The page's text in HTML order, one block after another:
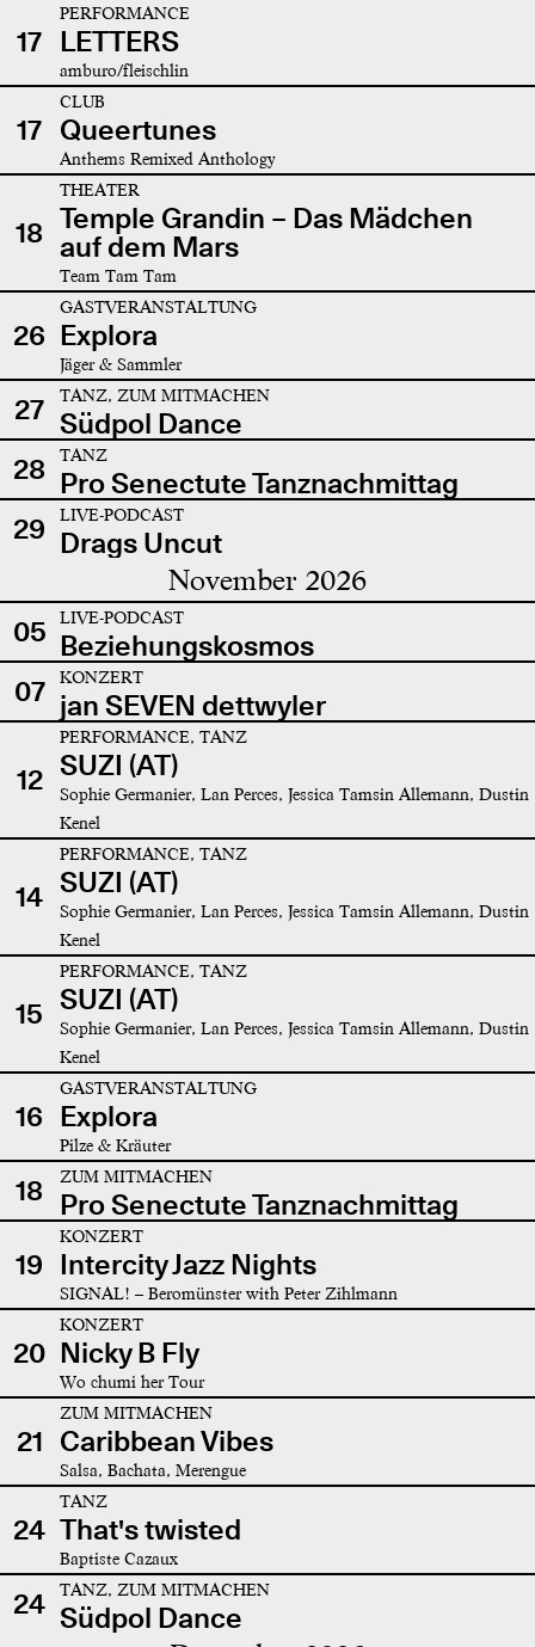
17
PERFORMANCE
LETTERS
amburo/fleischlin
17
CLUB
Queertunes
Anthems Remixed Anthology
18
THEATER
Temple Grandin – Das Mädchen
auf dem Mars
Team Tam Tam
26
GASTVERANSTALTUNG
Explora
Jäger & Sammler
27 TANZ, ZUM MITMACHEN
Südpol Dance
28
TANZ
Pro Senectute Tanznachmittag
29
LIVE-PODCAST
Drags Uncut
November 2026
05 LIVE-PODCAST
Beziehungskosmos
07
KONZERT
jan SEVEN dettwyler
12
PERFORMANCE, TANZ
SUZI (AT)
Sophie Germanier, Lan Perces, Jessica Tamsin Allemann, Dustin
Kenel
14
PERFORMANCE, TANZ
SUZI (AT)
Sophie Germanier, Lan Perces, Jessica Tamsin Allemann, Dustin
Kenel
15
PERFORMANCE, TANZ
SUZI (AT)
Sophie Germanier, Lan Perces, Jessica Tamsin Allemann, Dustin
Kenel
16
GASTVERANSTALTUNG
Explora
Pilze & Kräuter
18 ZUM MITMACHEN
Pro Senectute Tanznachmittag
19
KONZERT
Intercity Jazz Nights
SIGNAL! – Beromünster with Peter Zihlmann
20
KONZERT
Nicky B Fly
Wo chumi her Tour
21
ZUM MITMACHEN
Caribbean Vibes
Salsa, Bachata, Merengue
24
TANZ
That's twisted
Baptiste Cazaux
24 TANZ, ZUM MITMACHEN
Südpol Dance